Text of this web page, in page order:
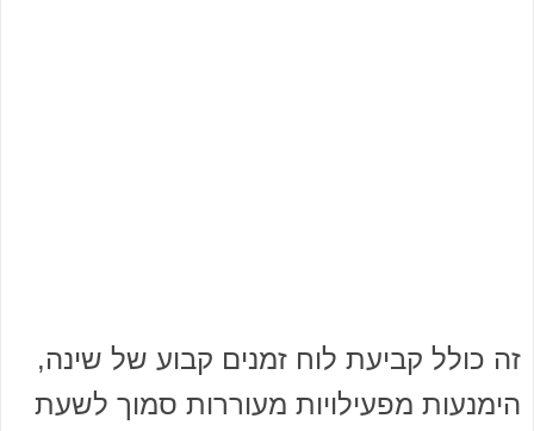
זה כולל קביעת לוח זמנים קבוע של שינה,
הימנעות מפעילויות מעוררות סמוך לשעת